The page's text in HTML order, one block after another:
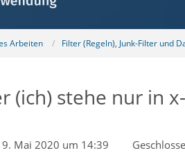
Arbeiten Filter (Regeln), Junk-Filter und
(ich) stehe nur in
Mai 2020 um 14:39